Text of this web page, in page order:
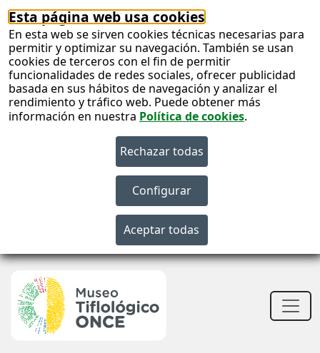
Esta página web usa cookies
En esta web se sirven cookies técnicas necesarias para
permitir y optimizar su navegación. También se usan
cookies de terceros con el fin de permitir
funcionalidades de redes sociales, ofrecer publicidad
basada en sus hábitos de navegación y analizar el
rendimiento y tráfico web. Puede obtener más
información en nuestra Política de cookies.